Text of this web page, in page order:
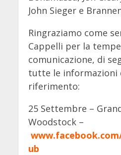
John Sieger e
Ringraziamo come
Cappelli per la
comunicazione, di
tutte le informazioni
riferimento:
25 Settembre –
Woodstock –
ub